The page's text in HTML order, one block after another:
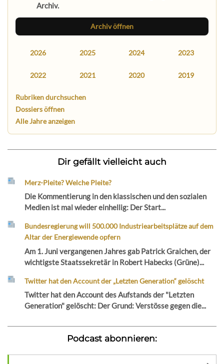
Archiv.
Archiv öffnen
2026 2025 2024 2023
2022 2021 2020 2019
Rubriken durchsuchen
Dossiers öffnen
Alle Jahre anzeigen
Dir gefällt vielleicht auch
Merz-Pleite? Welche Pleite?
Die Kommentierung in den klassischen und den sozialen
Medien ist mal wieder einhellig: Der Start...
Bundesregierung will 500.000 Industriearbeitsplätze auf dem
Altar der Energiewende opfern
Am 1. Juni vergangenen Jahres gab Patrick Graichen, der
wichtigste Staatssekretär in Robert Habecks (Grüne)...
Twitter hat den Account der „Letzten Generation“ gelöscht
Twitter hat den Account des Aufstands der "Letzten
Generation" gelöscht: Der Grund: Verstösse gegen die...
Podcast abonnieren: